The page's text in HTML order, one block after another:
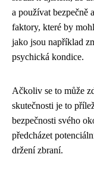
a používat bezpečně
faktory, které by
jako jsou například
psychická kondice.
Ačkoliv se to může
skutečnosti je to
bezpečnosti svého
předcházet
držení zbraní.